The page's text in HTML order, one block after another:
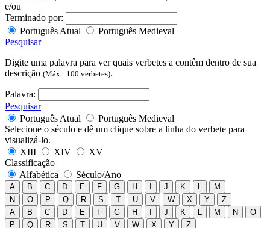
e/ou
Terminado por:
Português Atual
Português Medieval
Pesquisar
Digite uma palavra para ver quais verbetes a contêm dentro de sua
descrição (Máx.: 100 verbetes).
Palavra:
Pesquisar
Português Atual
Português Medieval
Selecione o século e dê um clique sobre a linha do verbete para
visualizá-lo.
XIII
XIV
XV
Classificação
Alfabética
Século/Ano
A B C D E F G H I J K L
M
N
O P Q R S T U V W X Y
Z
A
B C D E F G H I J K L M N
O
P
Q R S T U V W X Y Z